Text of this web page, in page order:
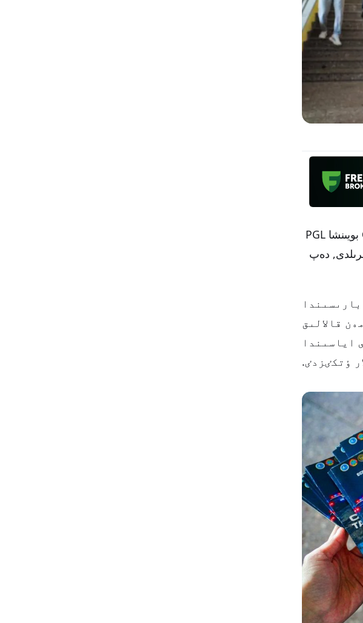
ەلورداداعى «Barys Arena» سپورت كەشەنٸندە ٶتٸپ جاتقان Counter-Strike 2 بويىنشا PGL
, دەپ
قالالىق
اياسىندا
ٶتكٸزدٸ.